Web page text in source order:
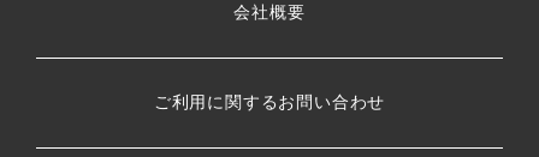
会社概要
ご利用に関するお問い合わせ